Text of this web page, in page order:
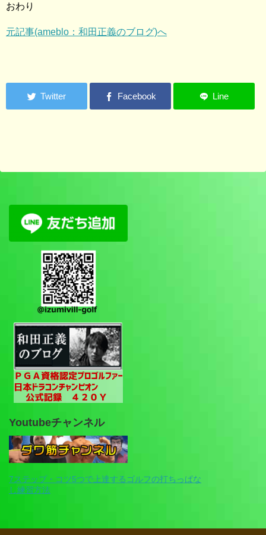
おわり
元記事(ameblo：和田正義のブログ)へ
Youtubeチャンネル
7ステップ・コツ5つで上達するゴルフの打ちっぱな
し練習方法